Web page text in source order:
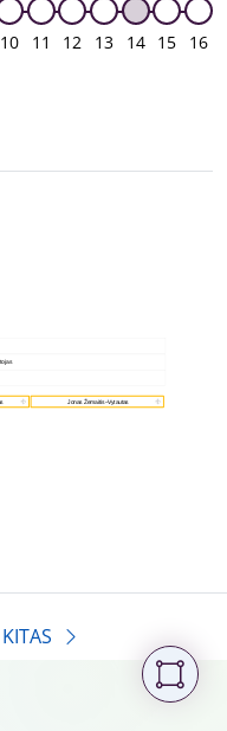
10 11 12 13 14 15 16
KITAS